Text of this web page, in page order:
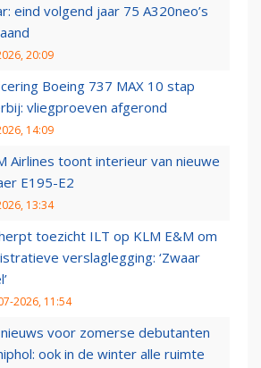
eind volgend jaar 75 A320neo’s
20:09
Boeing 737 MAX 10 stap
vliegproeven afgerond
14:09
Airlines toont interieur van nieuwe
E195-E2
13:34
toezicht ILT op KLM E&M om
verslaglegging: ‘Zwaar
2026, 11:54
voor zomerse debutanten
ook in de winter alle ruimte